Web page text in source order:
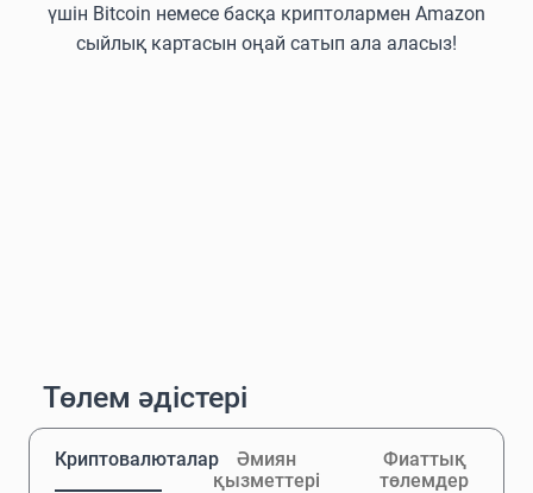
үшін Bitcoin немесе басқа криптолармен Amazon
сыйлық картасын оңай сатып ала аласыз!
Төлем әдістері
Криптовалюталар
Әмиян
қызметтері
Фиаттық
төлемдер